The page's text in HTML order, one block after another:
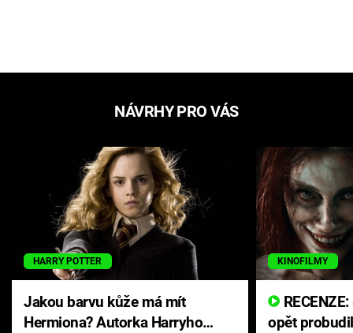
NÁVRHY PRO VÁS
HARRY POTTER
Jakou barvu kůže má mít
Hermiona? Autorka Harryho
KINOFILMY
opět